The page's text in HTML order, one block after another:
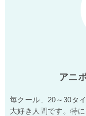
アニ
毎クール、20～30タ
大好き人間です。特